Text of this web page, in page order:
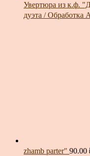
Увертюра из к.ф.
дуэта / Обработка
zhamb parter" 90.00